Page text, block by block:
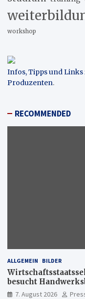
workshop
Infos, Tipps und
Produzenten.
RECOMMENDED
ALLGEMEIN BILDER
besucht
Freiburg
7. August 2026